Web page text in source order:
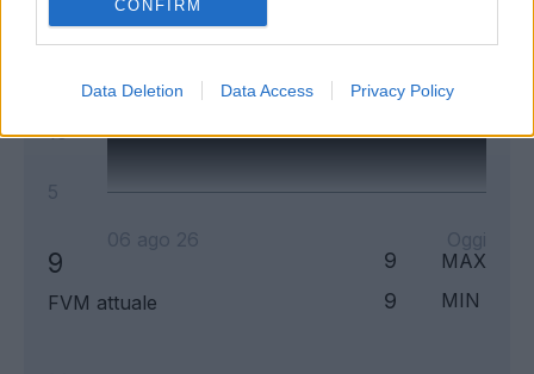
CONFIRM
Data Deletion Data Access Privacy Policy
10
9
FVM attuale
9 MAX
9 MIN